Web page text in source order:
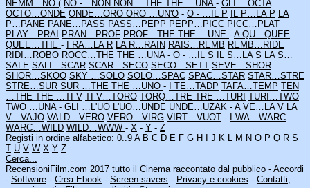
NEMM…NO ( NO -…NON NON …THE THE …UNA - GLI …OCTA
OCTO…ONDE ONDE…ORO ORO …UN'O - O - …IL P IL P…LA P LA
P…PANE PANE…PASS PASS…PEPP PEPP…PICC PICC…PLAT
PLAY…PRAI
PRAN…PROF PROF…THE THE …UNE - A QU…QUEE
QUEE…THE - I RA…LA R LA R…RAIN RAIS…REMB REMB…RIDE
RIDI…ROBO ROCC…THE THE …UNA - O - …IL S IL S…LA S LA S…
SALE SALI…SCAR SCAR…SECO SECO…SETT SEVE…SHOR
SHOR…SKOO SKY …SOLO SOLO…SPAC SPAC…STAR STAR…STRE
STRE…SUR SUR …THE THE …UNO - I TE…TADP TAFA…TEMP TEN
…THE THE …TI V TI V…TORO TORQ…TRE TRE …TURI TURI…TWO
TWO …UNA - GLI …L'UO L'UO…UNDE UNDE…UZAK - A VE…LA V LA
V…VAJO VALD…VERO VERO…VIRG VIRT…VUOT -
I WA…WARC
WARC…WILD WILD…WWW - X - Y - Z
Registi in ordine alfabetico: 0..9 A B C D E F G H J K L M N O P Q R S
T U V W X Y Z
Cerca...
RecensioniFilm.com 2017 tutto il Cinema raccontato dal pubblico - Accordi
- Software - Crea Ebook - Screen savers - Privacy e cookies - Contatti,